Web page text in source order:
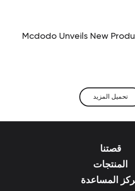
Mcdodo Unveils New
تحميل المزيد
قصتنا
المنتجات
المساعدة